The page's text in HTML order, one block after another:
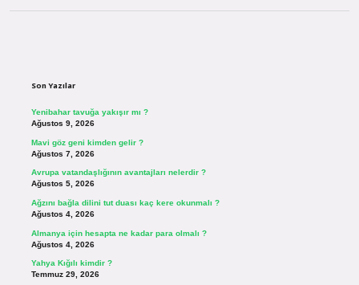
Son Yazılar
Yenibahar tavuğa yakışır mı ?
Ağustos 9, 2026
Mavi göz geni kimden gelir ?
Ağustos 7, 2026
Avrupa vatandaşlığının avantajları nelerdir ?
Ağustos 5, 2026
Ağzını bağla dilini tut duası kaç kere okunmalı ?
Ağustos 4, 2026
Almanya için hesapta ne kadar para olmalı ?
Ağustos 4, 2026
Yahya Kığılı kimdir ?
Temmuz 29, 2026